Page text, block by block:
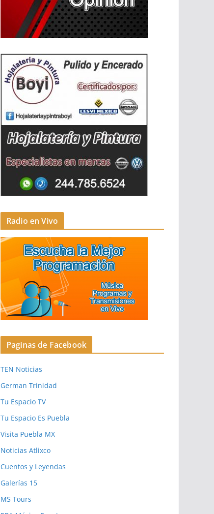
Radio en Vivo
Paginas de Facebook
TEN Noticias
German Trinidad
Tu Espacio TV
Tu Espacio Es Puebla
Visita Puebla MX
Noticias Atlixco
Cuentos y Leyendas
Galerías 15
MS Tours